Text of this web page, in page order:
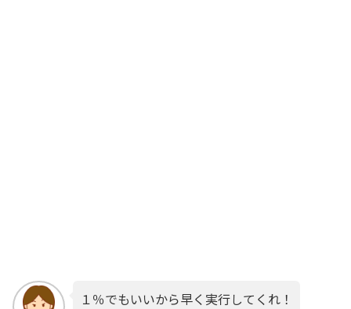
１％でもいいから早く実行してくれ！